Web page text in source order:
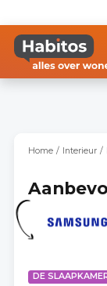
naar
inhoud
gaan
Home Interieur
DE